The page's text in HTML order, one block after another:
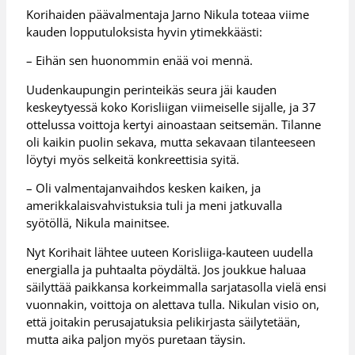
Korihaiden päävalmentaja Jarno Nikula toteaa viime
kauden lopputuloksista hyvin ytimekkäästi:
– Eihän sen huonommin enää voi mennä.
Uudenkaupungin perinteikäs seura jäi kauden
keskeytyessä koko Korisliigan viimeiselle sijalle, ja 37
ottelussa voittoja kertyi ainoastaan seitsemän. Tilanne
oli kaikin puolin sekava, mutta sekavaan tilanteeseen
löytyi myös selkeitä konkreettisia syitä.
– Oli valmentajanvaihdos kesken kaiken, ja
amerikkalaisvahvistuksia tuli ja meni jatkuvalla
syötöllä, Nikula mainitsee.
Nyt Korihait lähtee uuteen Korisliiga-kauteen uudella
energialla ja puhtaalta pöydältä. Jos joukkue haluaa
säilyttää paikkansa korkeimmalla sarjatasolla vielä ensi
vuonnakin, voittoja on alettava tulla. Nikulan visio on,
että joitakin perusajatuksia pelikirjasta säilytetään,
mutta aika paljon myös puretaan täysin.